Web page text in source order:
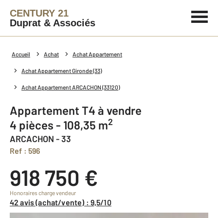
CENTURY 21
Duprat & Associés
Accueil Achat Achat Appartement
Achat Appartement Gironde (33)
Achat Appartement ARCACHON (33120)
Appartement T4 à vendre
4 pièces - 108,35 m2
ARCACHON - 33
Ref : 596
918 750 €
Honoraires charge vendeur
42 avis (achat/vente) : 9,5/10